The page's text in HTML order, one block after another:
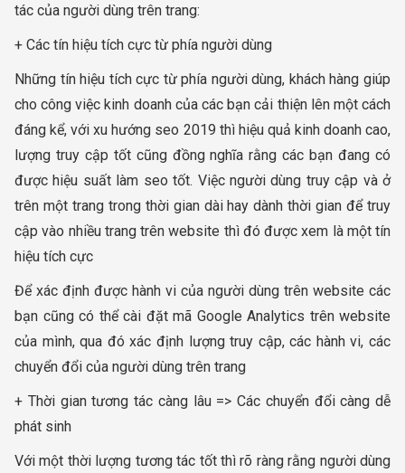
tác của người dùng trên trang:
+ Các tín hiệu tích cực từ phía người dùng
Những tín hiệu tích cực từ phía người dùng, khách hàng giúp
cho công việc kinh doanh của các bạn cải thiện lên một cách
đáng kể, với xu hướng seo 2019 thì hiệu quả kinh doanh cao,
lượng truy cập tốt cũng đồng nghĩa rằng các bạn đang có
được hiệu suất làm seo tốt. Việc người dùng truy cập và ở
trên một trang trong thời gian dài hay dành thời gian để truy
cập vào nhiều trang trên website thì đó được xem là một tín
hiệu tích cực
Để xác định được hành vi của người dùng trên website các
bạn cũng có thể cài đặt mã Google Analytics trên website
của mình, qua đó xác định lượng truy cập, các hành vi, các
chuyển đổi của người dùng trên trang
+ Thời gian tương tác càng lâu => Các chuyển đổi càng dễ
phát sinh
Với một thời lượng tương tác tốt thì rõ ràng rằng người dùng